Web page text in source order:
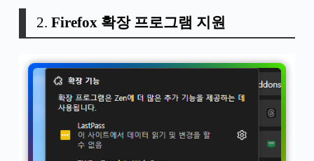
2. Firefox 확장 프로그램 지원